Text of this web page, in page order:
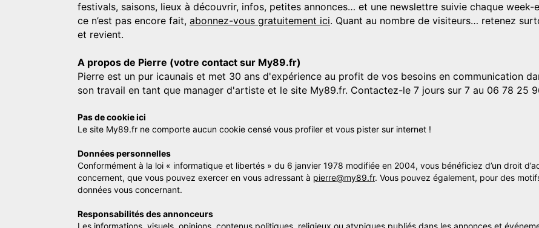
festivals, saisons, lieux à découvrir, infos, petites annonces… et une newslettre suivie chaque week-
ce n’est pas encore fait, abonnez-vous gratuitement ici. Quant au nombre de visiteurs… retenez
et revient.
A propos de Pierre (votre contact sur My89.fr)
Pierre est un pur icaunais et met 30 ans d'expérience au profit de vos besoins en communication
son travail en tant que manager d'artiste et le site My89.fr. Contactez-le 7 jours sur 7 au 06 78 25
Pas de cookie ici
Le site My89.fr ne comporte aucun cookie censé vous profiler et vous pister sur internet !
Données personnelles
Conformément à la loi « informatique et libertés » du 6 janvier 1978 modifiée en 2004, vous bénéficiez d’un droit
concernent, que vous pouvez exercer en vous adressant à pierre@my89.fr. Vous pouvez également, pour des
données vous concernant.
Responsabilités des annonceurs
Les informations, visuels, opinions, contenus politiques, religieux ou atypiques publiés dans les annonces et